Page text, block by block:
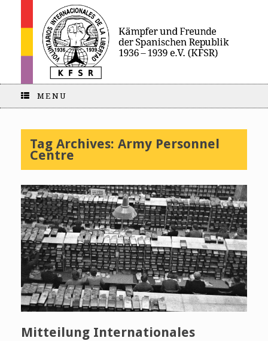
MENU
Tag Archives: Army Personnel
Centre
Mitteilung Internationales